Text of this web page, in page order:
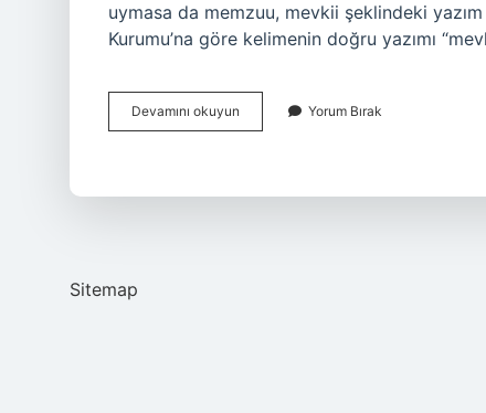
uymasa da memzuu, mevkii şeklindeki
Kurumu’na göre kelimenin doğru yazımı
Devamını okuyun
Mu
Yorum Bırak
Sitemap